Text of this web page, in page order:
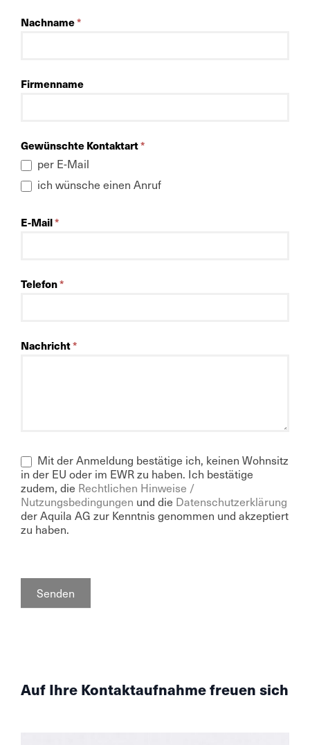
Nachname*
Firmenname
Gewünschte Kontaktart*
per E-Mail
ich wünsche einen Anruf
E-Mail*
Telefon*
Nachricht*
Mit der Anmeldung bestätige ich, keinen Wohnsitz
in der EU oder im EWR zu haben. Ich bestätige
zudem, die Rechtlichen Hinweise /
Nutzungsbedingungen und die Datenschutzerklärung
der Aquila AG zur Kenntnis genommen und akzeptiert
zu haben.
Senden
Auf Ihre Kontaktaufnahme freuen sich